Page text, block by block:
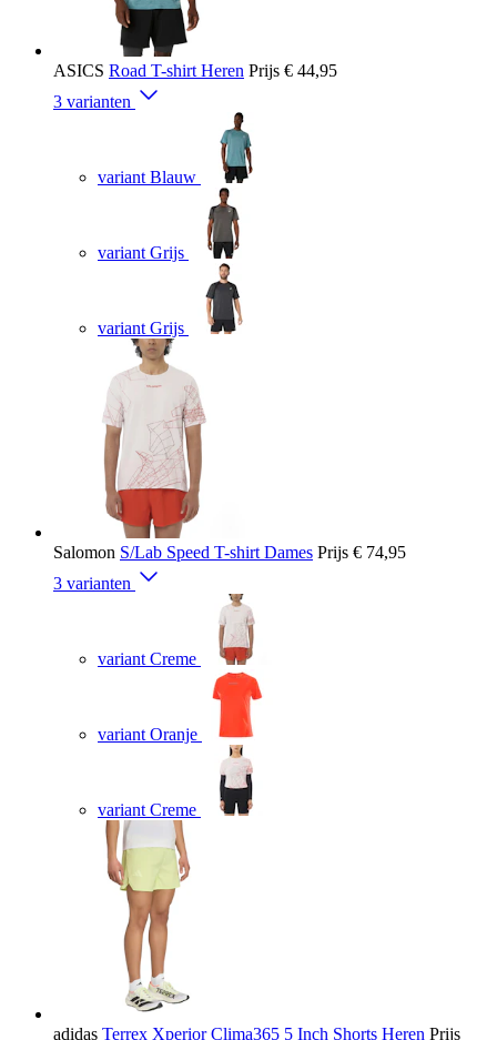
ASICS Road T-shirt Heren Prijs € 44,95
3 varianten
variant Blauw
variant Grijs
variant Grijs
Salomon S/Lab Speed T-shirt Dames Prijs € 74,95
3 varianten
variant Creme
variant Oranje
variant Creme
adidas Terrex Xperior Clima365 5 Inch Shorts Heren Prijs